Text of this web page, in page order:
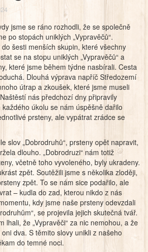
jsme se ráno rozhodli, že se společně
po stopách uniklých „Vypravěčů“.
šesti menších skupin, které všechny
se na stopu uniklých „Vypravěčů“ a
které jsme během týdne nasbírali. Cesta
Dlouhá výprava napříč Středozemí
útrap a zkoušek, které jsme museli
nás předchozí dny připravily
úkolu se nám úspěšně dařilo
prsteny, ale vypátrat zrádce se
slov „Dobrodruhů“, prsteny opět napravit,
dlouho. „Dobrodruzi“ nám totiž
včetně toho vyvoleného, byly ukradeny.
zpět. Soutěžili jsme s několika zloději,
zpět. To se nám sice podařilo, ale
– kudla do zad, kterou nikdo z nás
kdy jsme naše prsteny odevzdali
se projevila jejich skutečná tvář.
lhali, že „Vypravěči“ za nic nemohou, a že
dva. S těmito slovy unikli z našeho
do temné noci.